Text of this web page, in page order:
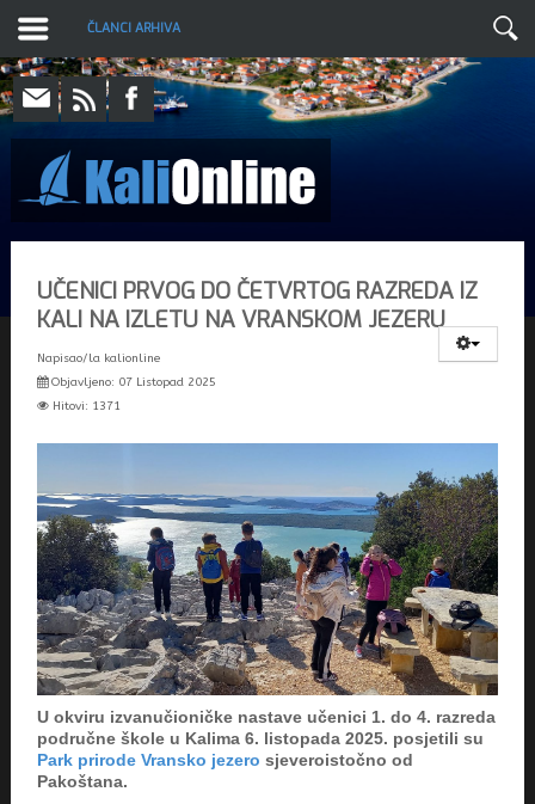
ČLANCI ARHIVA
UČENICI PRVOG DO ČETVRTOG RAZREDA IZ
KALI NA IZLETU NA VRANSKOM JEZERU
Napisao/la kalionline
Objavljeno: 07 Listopad 2025
Hitovi: 1371
U okviru izvanučioničke nastave učenici 1. do 4. razreda
područne škole u Kalima 6. listopada 2025. posjetili su
Park prirode Vransko jezero sjeveroistočno od
Pakoštana.